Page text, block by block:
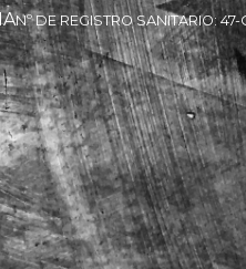
Nº DE REGISTRO SANITARIO: 47-